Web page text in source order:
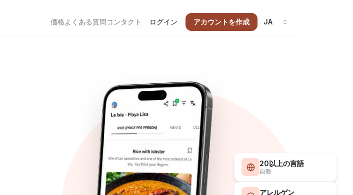
価格よくある質問コンタクト ログイン アカウントを作成 JA
20以上の言語
自動
アレルゲン